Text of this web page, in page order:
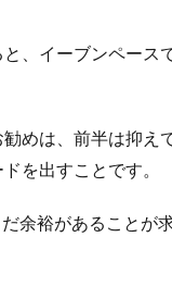
？プロのバットの重さ
、イーブンペース
めは、前半は抑え
を出すことです。
余裕があることが